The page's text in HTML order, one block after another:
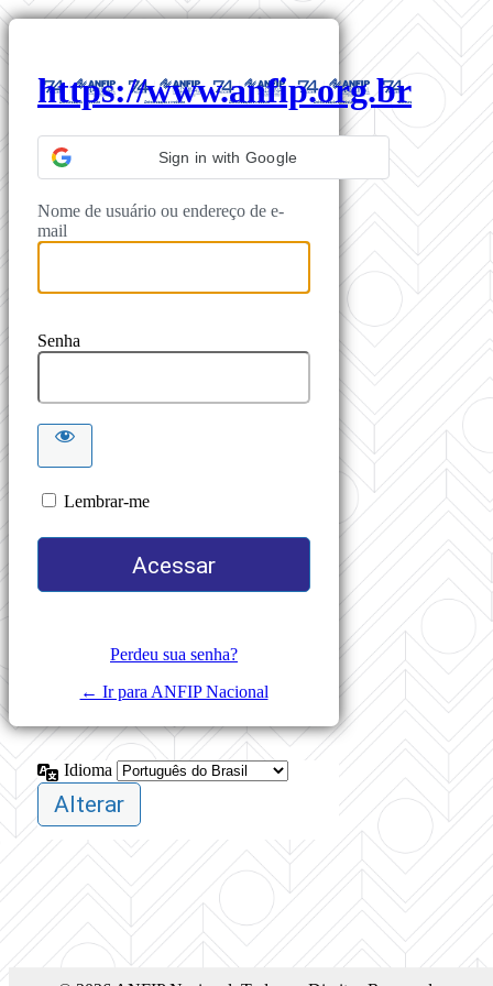
https://www.anfip.org.br
Sign in with Google
Nome de usuário ou endereço de e-
mail
Senha
Lembrar-me
Perdeu sua senha?
← Ir para ANFIP Nacional
Idioma